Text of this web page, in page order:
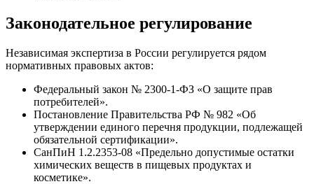
Законодательное регулирование
Независимая экспертиза в России регулируется рядом
нормативных правовых актов:
Федеральный закон № 2300-1-ФЗ «О защите прав
потребителей».
Постановление Правительства РФ № 982 «Об
утверждении единого перечня продукции, подлежащей
обязательной сертификации».
СанПиН 1.2.2353-08 «Предельно допустимые остатки
химических веществ в пищевых продуктах и
косметике».